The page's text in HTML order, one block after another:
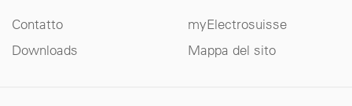
Contatto
myElectrosuisse
Downloads
Mappa del sito